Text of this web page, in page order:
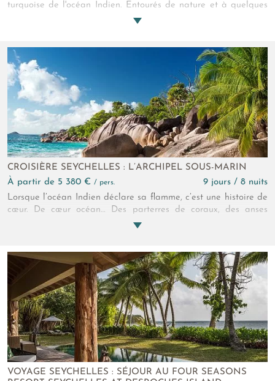
turquoise de l'océan Indien. Entourés de nature et à quelques
pas de l'une des plus belles baies au monde, vous vivez une
CROISIÈRE SEYCHELLES : L’ARCHIPEL SOUS-MARIN
à partir de 5 380 € / pers.
9 jours / 8 nuits
Lorsque l’océan Indien déclare sa flamme, c’est une histoire de
cœur. De cœur océan… Des parterres de coraux, des anses
blondes et d’immenses rochers de granite pour décor. Des
VOYAGE SEYCHELLES : SÉJOUR AU FOUR SEASONS